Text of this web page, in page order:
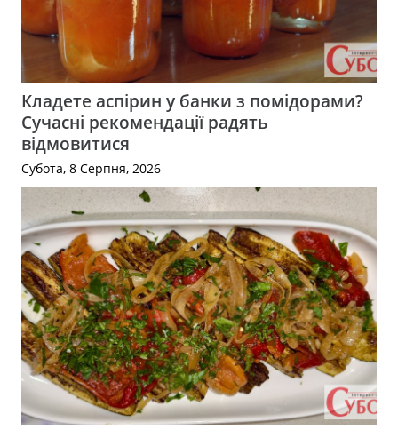
Кладете аспірин у банки з помідорами?
Сучасні рекомендації радять
відмовитися
Субота, 8 Серпня, 2026